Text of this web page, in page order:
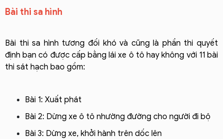
Bài thi sa hình
Bài thi sa hình tương đối khó và cũng là phần thi quyết
định bạn có được cấp bằng lái xe ô tô hay không với 11 bài
thi sát hạch bao gồm:
Bài 1: Xuất phát
Bài 2: Dừng xe ô tô nhường đường cho người đi bộ
Bài 3: Dừng xe, khởi hành trên dốc lên